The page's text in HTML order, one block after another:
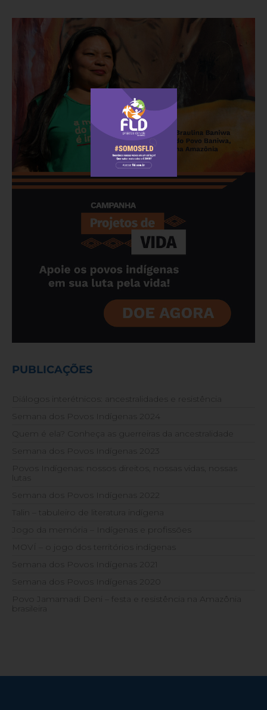
PUBLICAÇÕES
Diálogos interétnicos: ancestralidades e resistência
Semana dos Povos Indígenas 2024
Quem é ela? Conheça as guerreiras da ancestralidade
Semana dos Povos Indígenas 2023
Povos Indígenas: nossos direitos, nossas vidas, nossas
lutas
Semana dos Povos Indígenas 2022
Talin – tabuleiro de literatura indígena
Jogo da memória – Indígenas e profissões
MOVÍ – o jogo dos territórios indígenas
Semana dos Povos Indígenas 2021
Semana dos Povos Indígenas 2020
Povo Jamamadi Deni – festa e resistência na Amazônia
brasileira